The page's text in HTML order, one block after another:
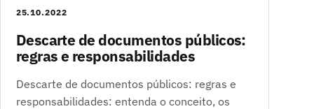
25.10.2022
Descarte de documentos públicos:
regras e responsabilidades
Descarte de documentos públicos: regras e
responsabilidades: entenda o conceito, os